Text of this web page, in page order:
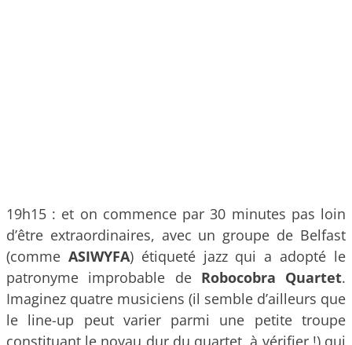
19h15 : et on commence par 30 minutes pas loin
d’être extraordinaires, avec un groupe de Belfast
(comme ASIWYFA) étiqueté jazz qui a adopté le
patronyme improbable de Robocobra Quartet.
Imaginez quatre musiciens (il semble d’ailleurs que
le line-up peut varier parmi une petite troupe
constituant le noyau dur du quartet, à vérifier !) qui